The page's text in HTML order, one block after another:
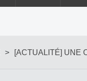
> [ACTUALITÉ] UNE